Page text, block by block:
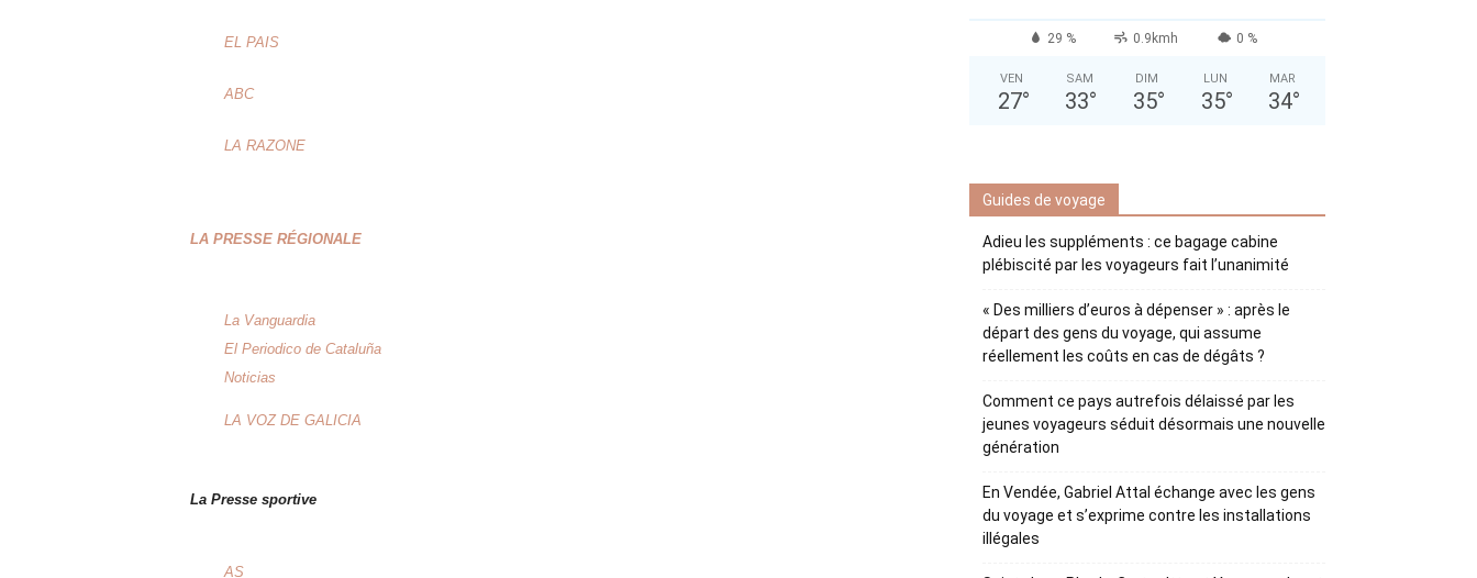
EL PAIS
ABC
LA RAZONE
LA PRESSE RÉGIONALE
La Vanguardia
El Periodico de Cataluña
Noticias
LA VOZ DE GALICIA
La Presse sportive
AS
29 % 0.9kmh 0 %
VEN
27°
SAM
33°
DIM
35°
LUN
35°
MAR
34°
Guides de voyage
Adieu les suppléments : ce bagage cabine
plébiscité par les voyageurs fait l’unanimité
« Des milliers d’euros à dépenser » : après le
départ des gens du voyage, qui assume
réellement les coûts en cas de dégâts ?
Comment ce pays autrefois délaissé par les
jeunes voyageurs séduit désormais une nouvelle
génération
En Vendée, Gabriel Attal échange avec les gens
du voyage et s’exprime contre les installations
illégales